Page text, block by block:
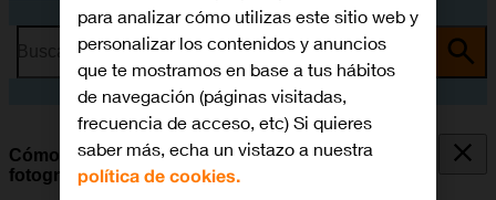
Busca por problema o tema
Cómo hacer una copia de seguridad de las
fotografías y los vídeos con Google Drive
para analizar cómo utilizas este sitio web y
personalizar los contenidos y anuncios
que te mostramos en base a tus hábitos
de navegación (páginas visitadas,
frecuencia de acceso, etc) Si quieres
saber más, echa un vistazo a nuestra
política de cookies.